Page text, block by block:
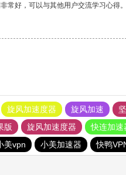
常好，可以与其他用户交流学习心得。
旋风加速度器 旋风加速
版
旋风加速度器 快连加速
美vpn 小美加速器 快鸭